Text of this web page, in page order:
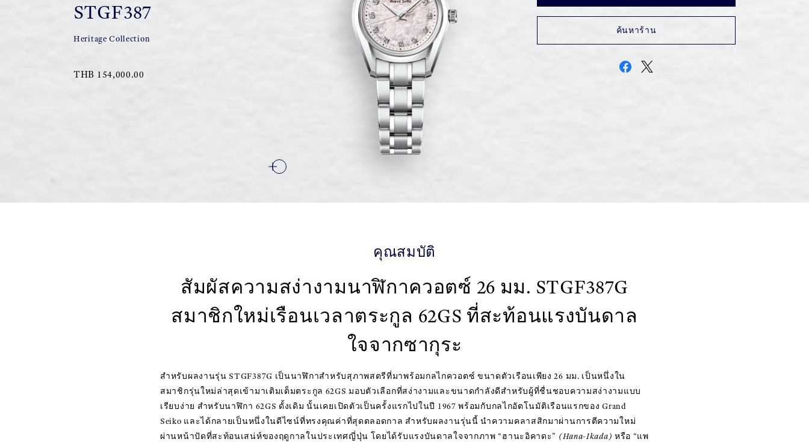
STGF387
Heritage Collection
THB 154,000.00
ค้นหาร้าน
คุณสมบัติ
สัมผัสความสง่างามนาฬิกาควอตซ์ 26 มม. STGF387G
สมาชิกใหม่เรือนเวลาตระกูล 62GS ที่สะท้อนแรงบันดาล
ใจจากซากุระ
สำหรับผลงานรุ่น STGF387G เป็นนาฬิกาสำหรับสุภาพสตรีที่มาพร้อมกลไกควอตซ์ ขนาดตัวเรือนเพียง 26 มม. เป็นหนึ่งใน
สมาชิกรุ่นใหม่ล่าสุดเข้ามาเติมเต็มตระกูล 62GS มอบตัวเลือกที่สง่างามและขนาดกำลังดีสำหรับผู้ที่ชื่นชอบความสง่างามแบบ
เรียบง่าย สำหรับนาฬิกา 62GS ดั้งเดิม นั้นเคยเปิดตัวเป็นครั้งแรกไปในปี 1967 พร้อมกับกลไกอัตโนมัติเรือนแรกของ Grand
Seiko และได้กลายเป็นหนึ่งในดีไซน์ที่ทรงคุณค่าที่สุดตลอดกาล สำหรับผลงานรุ่นนี้ นำความคลาสสิกมาผ่านการตีความใหม่
ผ่านหน้าปัดที่สะท้อนเสน่ห์ของฤดูกาลในประเทศญี่ปุ่น โดยได้รับแรงบันดาลใจจากภาพ “ฮานะอิคาดะ” (Hana-Ikada) หรือ “แพ